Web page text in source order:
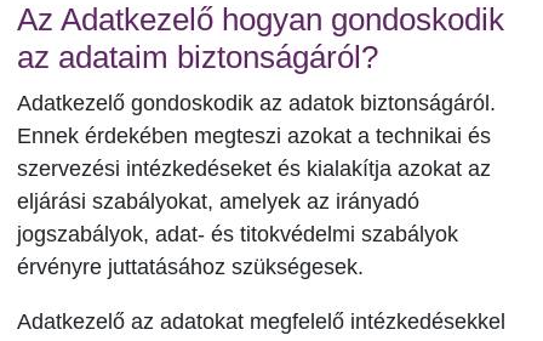
Az Adatkezelő hogyan gondoskodik
az adataim biztonságáról?
Adatkezelő gondoskodik az adatok biztonságáról.
Ennek érdekében megteszi azokat a technikai és
szervezési intézkedéseket és kialakítja azokat az
eljárási szabályokat, amelyek az irányadó
jogszabályok, adat- és titokvédelmi szabályok
érvényre juttatásához szükségesek.
Adatkezelő az adatokat megfelelő intézkedésekkel